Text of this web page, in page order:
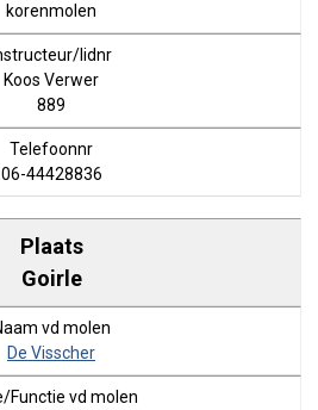
korenmolen
Koos Verwer
889
06-44428836
Goirle
De Visscher